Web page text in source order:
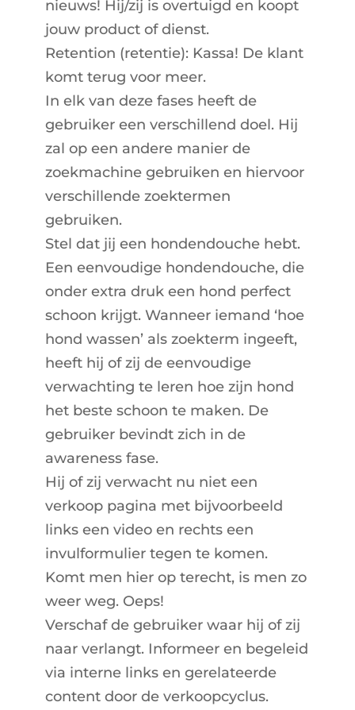
nieuws! Hij/zij is overtuigd en koopt
jouw product of dienst.
Retention (retentie): Kassa! De klant
komt terug voor meer.
In elk van deze fases heeft de
gebruiker een verschillend doel. Hij
zal op een andere manier de
zoekmachine gebruiken en hiervoor
verschillende zoektermen
gebruiken.
Stel dat jij een hondendouche hebt.
Een eenvoudige hondendouche, die
onder extra druk een hond perfect
schoon krijgt. Wanneer iemand ‘hoe
hond wassen’ als zoekterm ingeeft,
heeft hij of zij de eenvoudige
verwachting te leren hoe zijn hond
het beste schoon te maken. De
gebruiker bevindt zich in de
awareness fase.
Hij of zij verwacht nu niet een
verkoop pagina met bijvoorbeeld
links een video en rechts een
invulformulier tegen te komen.
Komt men hier op terecht, is men zo
weer weg. Oeps!
Verschaf de gebruiker waar hij of zij
naar verlangt. Informeer en begeleid
via interne links en gerelateerde
content door de verkoopcyclus.